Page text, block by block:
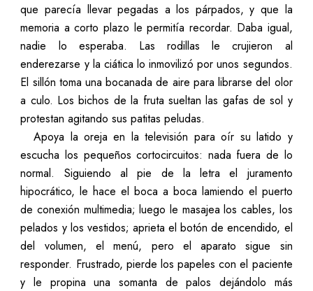
que parecía llevar pegadas a los párpados, y que la
memoria a corto plazo le permitía recordar. Daba igual,
nadie lo esperaba. Las rodillas le crujieron al
enderezarse y la ciática lo inmovilizó por unos segundos.
El sillón toma una bocanada de aire para librarse del olor
a culo. Los bichos de la fruta sueltan las gafas de sol y
protestan agitando sus patitas peludas.
Apoya la oreja en la televisión para oír su latido y
escucha los pequeños cortocircuitos: nada fuera de lo
normal. Siguiendo al pie de la letra el juramento
hipocrático, le hace el boca a boca lamiendo el puerto
de conexión multimedia; luego le masajea los cables, los
pelados y los vestidos; aprieta el botón de encendido, el
del volumen, el menú, pero el aparato sigue sin
responder. Frustrado, pierde los papeles con el paciente
y le propina una somanta de palos dejándolo más